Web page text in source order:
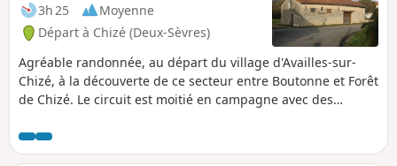
3h 25
Moyenne
Départ à Chizé (Deux-Sèvres)
Agréable randonnée, au départ du village d'Availles-sur-
Chizé, à la découverte de ce secteur entre Boutonne et Forêt
de Chizé. Le circuit est moitié en campagne avec des
grandes cultures, au delà, et moitié en forêt de Chizé à
l'Ouest de l'Asinerie du Baudet du Poitou.